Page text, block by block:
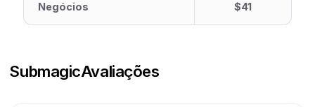
Negócios $41
SubmagicAvaliações